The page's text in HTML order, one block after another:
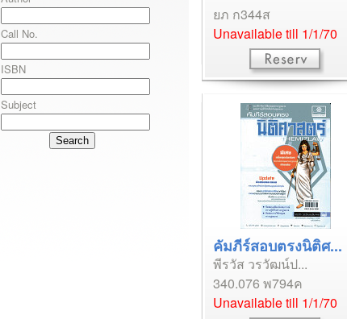
Call No.
ISBN
Subject
Search
ยภ ก344ส
Unavailable till 1/1/70
คัมภีร์สอบตรงนิติศ...
พีรวัส วรวัฒน์ป...
340.076 พ794ค
Unavailable till 1/1/70